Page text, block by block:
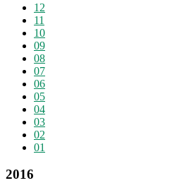
12
11
10
09
08
07
06
05
04
03
02
01
2016